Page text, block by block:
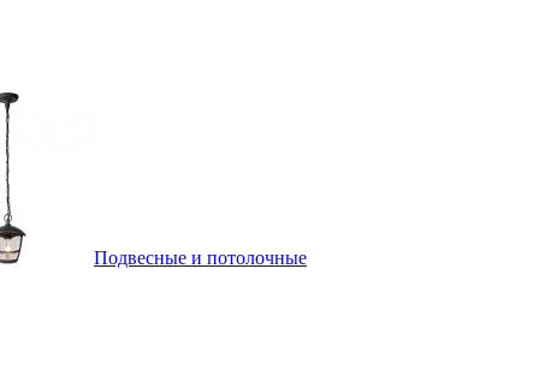
Подвесные и потолочные